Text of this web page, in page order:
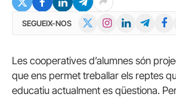
SEGUEIX-NOS InstagramLinkedInTelegram
Les cooperatives d’alumnes són
que ens permet treballar els reptes
educatiu actualment es qüestiona.